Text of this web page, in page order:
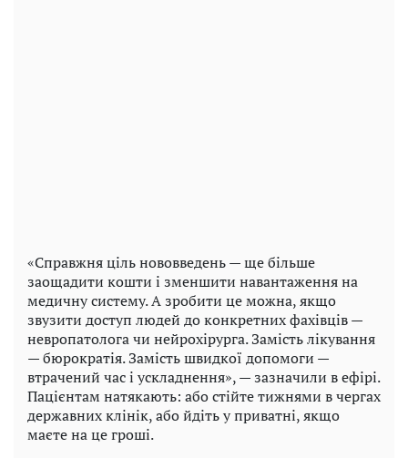
«Справжня ціль нововведень — ще більше
заощадити кошти і зменшити навантаження на
медичну систему. А зробити це можна, якщо
звузити доступ людей до конкретних фахівців —
невропатолога чи нейрохірурга. Замість лікування
— бюрократія. Замість швидкої допомоги —
втрачений час і ускладнення», — зазначили в ефірі.
Пацієнтам натякають: або стійте тижнями в чергах
державних клінік, або йдіть у приватні, якщо
маєте на це гроші.